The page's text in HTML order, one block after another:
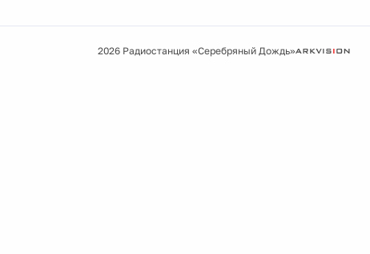
2026 Радиостанция «Серебряный Дождь»